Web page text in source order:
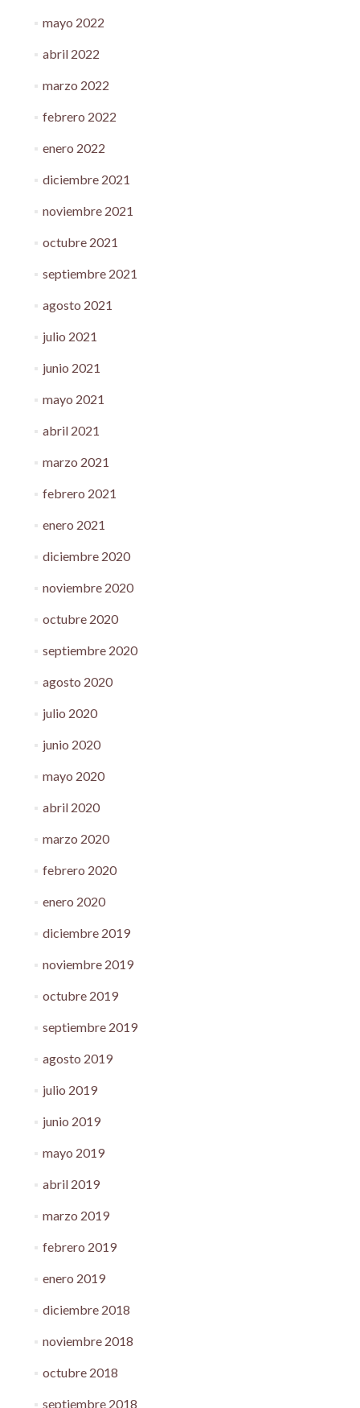
mayo 2022
abril 2022
marzo 2022
febrero 2022
enero 2022
diciembre 2021
noviembre 2021
octubre 2021
septiembre 2021
agosto 2021
julio 2021
junio 2021
mayo 2021
abril 2021
marzo 2021
febrero 2021
enero 2021
diciembre 2020
noviembre 2020
octubre 2020
septiembre 2020
agosto 2020
julio 2020
junio 2020
mayo 2020
abril 2020
marzo 2020
febrero 2020
enero 2020
diciembre 2019
noviembre 2019
octubre 2019
septiembre 2019
agosto 2019
julio 2019
junio 2019
mayo 2019
abril 2019
marzo 2019
febrero 2019
enero 2019
diciembre 2018
noviembre 2018
octubre 2018
septiembre 2018